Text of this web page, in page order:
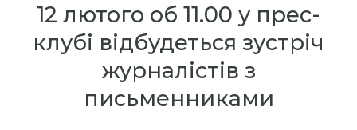
12 лютого об 11.00 у прес-
клубі відбудеться зустріч
журналістів з
письменниками